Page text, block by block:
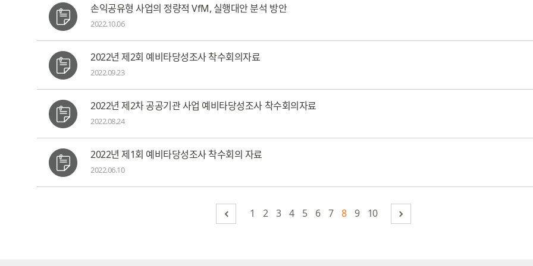
손익공유형 사업의 정량적 VfM, 실행대안 분석 방안
2022.10.06
2022년 제2회 예비타당성조사 착수회의자료
2022.09.23
2022년 제2차 공공기관 사업 예비타당성조사 착수회의자료
2022.08.24
2022년 제1회 예비타당성조사 착수회의 자료
2022.06.10
1 2 3 4 5 6 7 8 9 10